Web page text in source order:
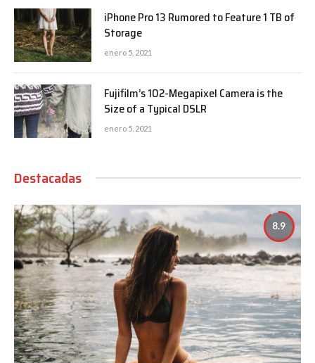
iPhone Pro 13 Rumored to Feature 1 TB of
Storage
enero 5, 2021
Fujifilm’s 102-Megapixel Camera is the
Size of a Typical DSLR
enero 5, 2021
Destacadas
8.9